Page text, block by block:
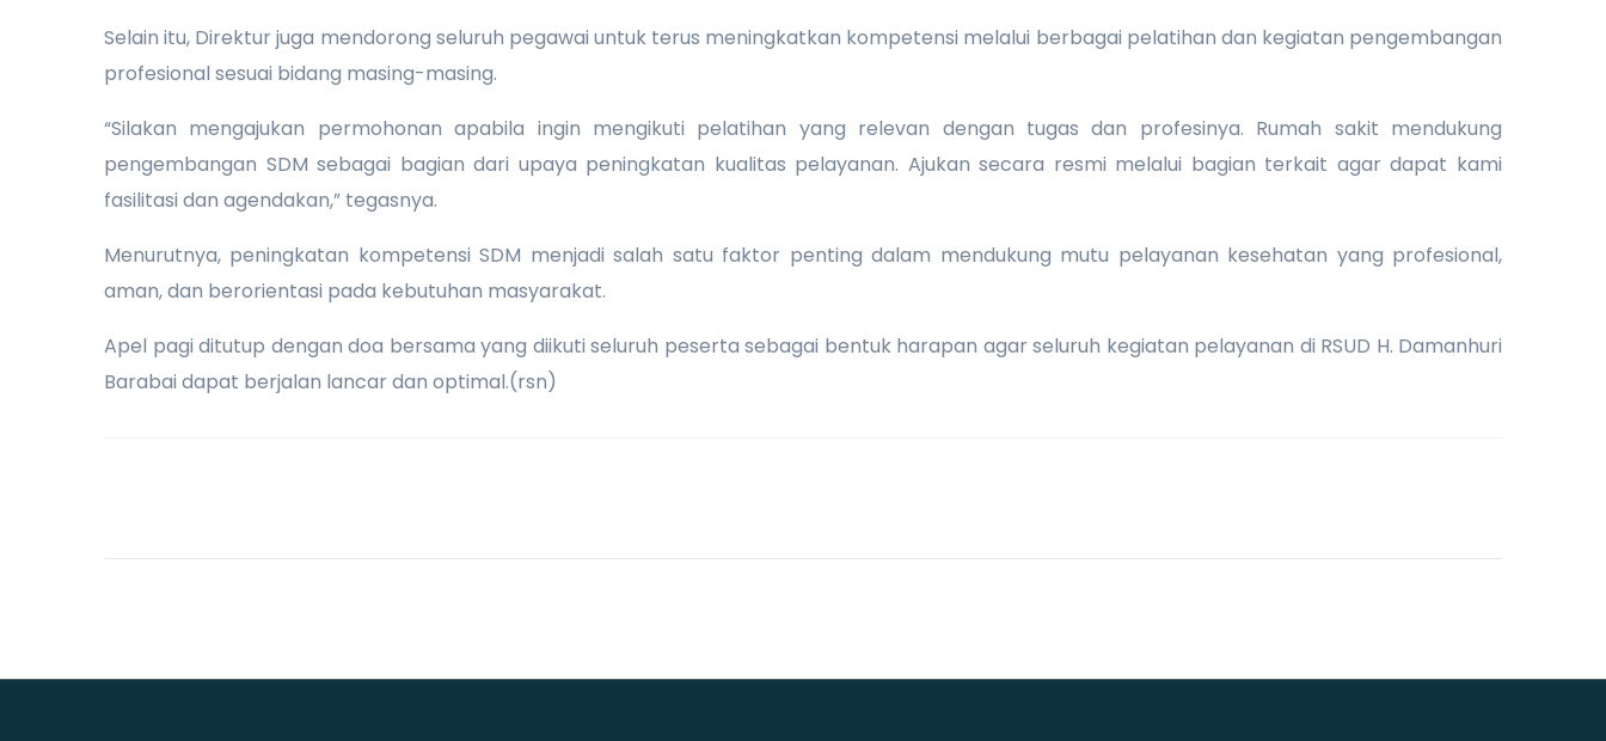
Selain itu, Direktur juga mendorong seluruh pegawai untuk terus meningkatkan kompetensi melalui berbagai pelatihan dan kegiatan pengembangan
profesional sesuai bidang masing-masing.
“Silakan mengajukan permohonan apabila ingin mengikuti pelatihan yang relevan dengan tugas dan profesinya. Rumah sakit mendukung
pengembangan SDM sebagai bagian dari upaya peningkatan kualitas pelayanan. Ajukan secara resmi melalui bagian terkait agar dapat kami
fasilitasi dan agendakan,” tegasnya.
Menurutnya, peningkatan kompetensi SDM menjadi salah satu faktor penting dalam mendukung mutu pelayanan kesehatan yang profesional,
aman, dan berorientasi pada kebutuhan masyarakat.
Apel pagi ditutup dengan doa bersama yang diikuti seluruh peserta sebagai bentuk harapan agar seluruh kegiatan pelayanan di RSUD H. Damanhuri
Barabai dapat berjalan lancar dan optimal.(rsn)